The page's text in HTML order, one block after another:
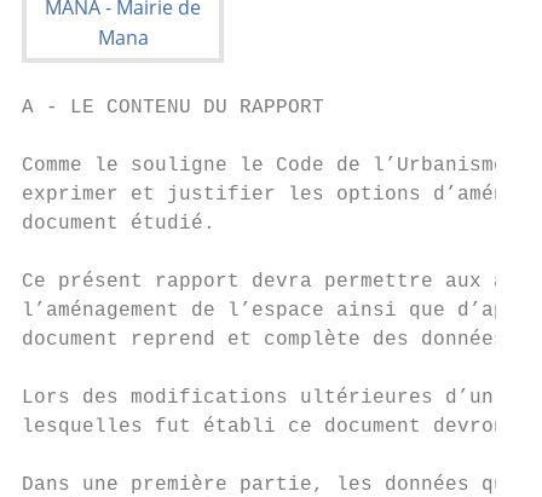
A - LE CONTENU DU RAPPORT
Comme le souligne le Code de
exprimer et justifier les options
document étudié.
Ce présent rapport devra permettre aux
l’aménagement de l’espace ainsi que
document reprend et complète des
Lors des modifications ultérieures d’un
lesquelles fut établi ce document devront
Dans une première partie, les données